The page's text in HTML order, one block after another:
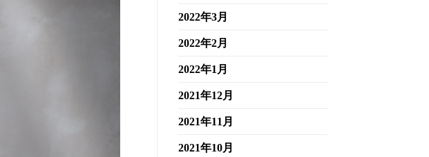
2022年3月
2022年2月
2022年1月
2021年12月
2021年11月
2021年10月